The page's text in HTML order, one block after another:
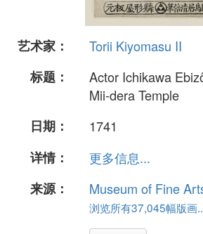
艺术家：
Torii Kiyomasu II
标题：
Actor Ichikawa
Mii-dera Temple
日期：
1741
详情：
更多信息...
来源：
Museum of Fine
浏览所有37,045幅版画